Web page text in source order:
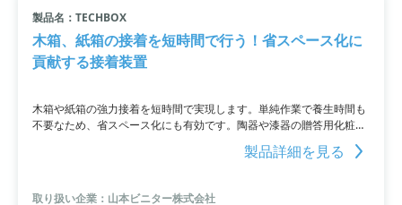
製品名：TECHBOX
木箱、紙箱の接着を短時間で行う！省スペース化に
貢献する接着装置
木箱や紙箱の強力接着を短時間で実現します。単純作業で養生時間も
不要なため、省スペース化にも有効です。陶器や漆器の贈答用化粧箱
などの製作や、高周波で接着加工を行う留め加工・イモ加工にも対応
しています。生産量に応じた型式を提供していますので、詳細は弊社
製品詳細を見る
取り扱い企業：山本ビニター株式会社